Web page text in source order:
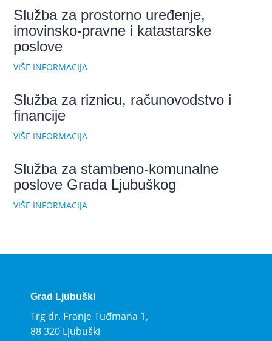
Služba za prostorno uređenje,
imovinsko-pravne i katastarske
poslove
VIŠE INFORMACIJA
Služba za riznicu, računovodstvo i
financije
VIŠE INFORMACIJA
Služba za stambeno-komunalne
poslove Grada Ljubuškog
VIŠE INFORMACIJA
Grad Ljubuški
Trg dr. Franje Tuđmana 1,
88 320 Ljubuški